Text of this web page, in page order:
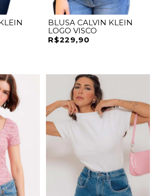
BLUSA CALVIN KLEIN
LOGO VISCO
R$229,90